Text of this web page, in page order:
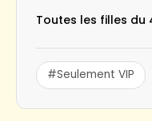
Toutes les filles du
#Seulement VIP